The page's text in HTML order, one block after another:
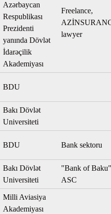
Azərbaycan
Respublikası
Prezidenti
yanında Dövlət
İdarəçilik
Akademiyası
Freelance,
lawyer
BDU
Bakı Dövlət
Universiteti
BDU Bank sektoru
Bakı Dövlət
Universiteti
"Bank of Baku"
ASC
Milli Aviasiya
Akademiyası